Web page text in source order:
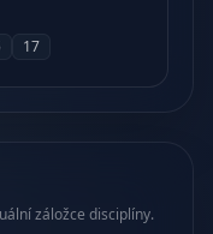
17
záložce disciplíny.